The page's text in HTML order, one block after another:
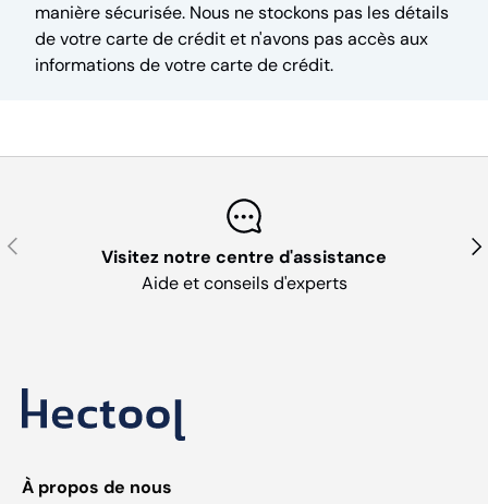
manière sécurisée. Nous ne stockons pas les détails
de votre carte de crédit et n'avons pas accès aux
informations de votre carte de crédit.
Précédent
Visitez notre centre d'assistance
Aide et conseils d'experts
À propos de nous